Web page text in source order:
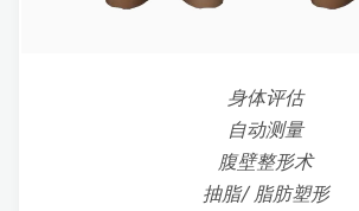
身体评估
自动测量
腹壁整形术
抽脂/ 脂肪塑形